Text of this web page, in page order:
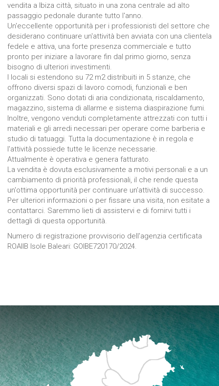
vendita a Ibiza città, situato in una zona centrale ad alto
passaggio pedonale durante tutto l'anno.
Un'eccellente opportunità per i professionisti del settore che
desiderano continuare un'attività ben avviata con una clientela
fedele e attiva, una forte presenza commerciale e tutto
pronto per iniziare a lavorare fin dal primo giorno, senza
bisogno di ulteriori investimenti.
I locali si estendono su 72 m2 distribuiti in 5 stanze, che
offrono diversi spazi di lavoro comodi, funzionali e ben
organizzati. Sono dotati di aria condizionata, riscaldamento,
magazzino, sistema di allarme e sistema diaspirazione fumi.
Inoltre, vengono venduti completamente attrezzati con tutti i
materiali e gli arredi necessari per operare come barberia e
studio di tatuaggi. Tutta la documentazione è in regola e
l'attività possiede tutte le licenze necessarie.
Attualmente è operativa e genera fatturato.
La vendita è dovuta esclusivamente a motivi personali e a un
cambiamento di priorità professionali, il che rende questa
un'ottima opportunità per continuare un'attività di successo.
Per ulteriori informazioni o per fissare una visita, non esitate a
contattarci. Saremmo lieti di assistervi e di fornirvi tutti i
dettagli di questa opportunità.
Numero di registrazione provvisorio dell'agenzia certificata
ROAIIB Isole Baleari: GOIBE720170/2024.